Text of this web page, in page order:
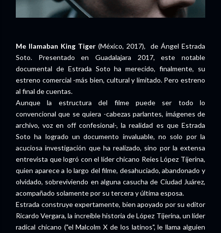
Me llamaban King Tiger (México, 2017), de Ángel Estrada
Soto. Presentado en Guadalajara 2017, este notable
documental de Estrada Soto ha merecido, finalmente, su
estreno comercial -más bien, cultural y limitado. Pero estreno
al final de cuentas.
Aunque la estructura del filme puede ser todo lo
convencional que se quiera -cabezas parlantes, imágenes de
archivo, voz en off confesional-, la realidad es que Estrada
Soto ha logrado un documento invaluable, no solo por la
acuciosa investigación que ha realizado, sino por la extensa
entrevista que logró con el líder chicano Reies López Tijerina,
quien aparece a lo largo del filme, desahuciado, abandonado y
olvidado, sobreviviendo en alguna casucha de Ciudad Juárez,
acompañado solamente por su tercera y última esposa.
Estrada construye expertamente, bien apoyado por su editor
Ricardo Vergara, la increíble historia de López Tijerina, un líder
radical chicano ("el Malcolm X de los latinos", le llama alguien